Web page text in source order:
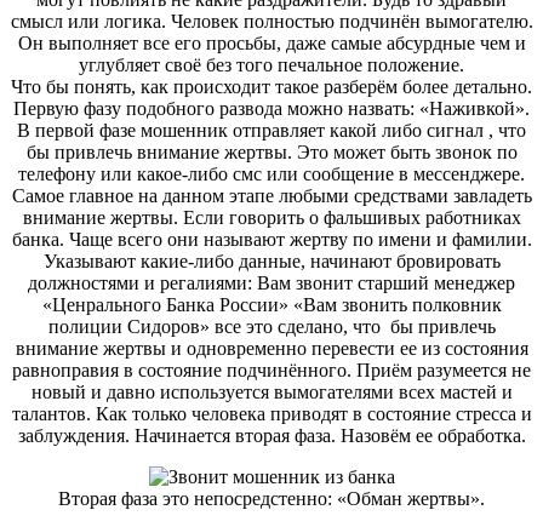
смысл или логика. Человек полностью подчинён вымогателю.
Он выполняет все его просьбы, даже самые абсурдныечем и
углубляет своё без того печальное положение.
Что бы понять, как происходит такое разберём более детально.
Первую фазу подобного развода можно назвать: «Наживкой».
В первой фазе мошенник отправляет какой либо сигнал , что
бы привлечь внимание жертвы. Это может быть звонок по
телефону или какое-либо смс или сообщение в мессенджере.
Самое главное на данном этапе любыми средствами завладеть
внимание жертвы. Если говорить о фальшивых работниках
банка. Чаще всего они называют жертву по имени и фамилии.
Указывают какие-либоданные, начинают бровировать
должностями и регалиями: Вам звонит старший менеджер
«ЦенральногоБанка России» «Вам звонить полковник
полиции Сидоров» все это сделано, что бы привлечь
внимание жертвы и одновременно перевести ее из состояния
равноправия в состояние подчинённого. Приём разумеется не
новый и давно используется вымогателями всех мастей и
талантов. Как только человека приводят в состояние стресса и
заблуждения. Начинается вторая фаза. Назовём ее обработка.
Вторая фаза это непосредстенно: «Обман жертвы».